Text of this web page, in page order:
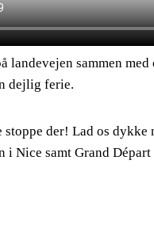
landevejen sammen
dejlig ferie.
stoppe der! Lad os
Nice samt Grand Départ